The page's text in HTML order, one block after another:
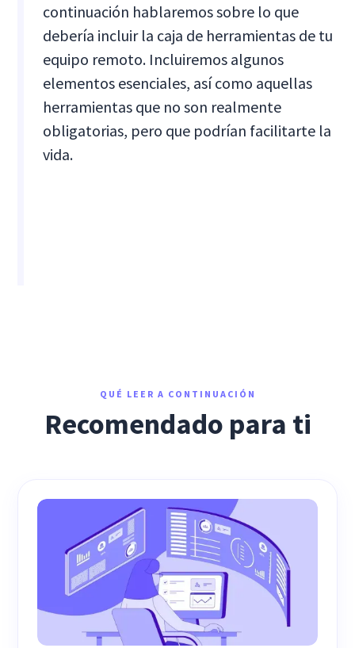
continuación hablaremos sobre lo que
debería incluir la caja de herramientas de tu
equipo remoto. Incluiremos algunos
elementos esenciales, así como aquellas
herramientas que no son realmente
obligatorias, pero que podrían facilitarte la
vida.
QUÉ LEER A CONTINUACIÓN
Recomendado para ti